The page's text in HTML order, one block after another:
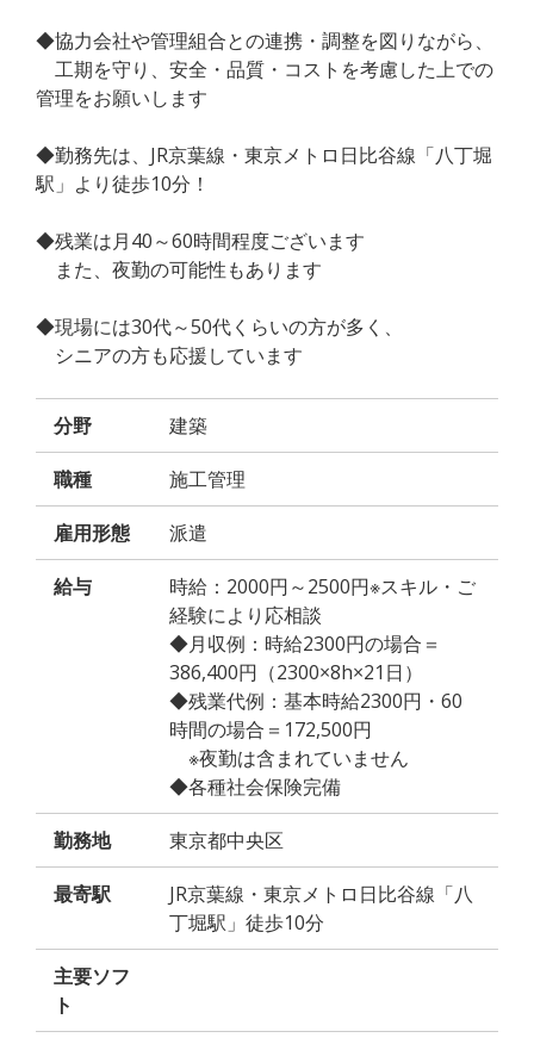
◆協力会社や管理組合との連携・調整を図りながら、
工期を守り、安全・品質・コストを考慮した上での
管理をお願いします
◆勤務先は、JR京葉線・東京メトロ日比谷線「八丁堀
駅」より徒歩10分！
◆残業は月40～60時間程度ございます
また、夜勤の可能性もあります
◆現場には30代～50代くらいの方が多く、
シニアの方も応援しています
分野 建築
職種 施工管理
雇用形態 派遣
給与
時給：2000円～2500円※スキル・ご
経験により応相談
◆月収例：時給2300円の場合＝
386,400円（2300×8h×21日）
◆残業代例：基本時給2300円・60
時間の場合＝172,500円
※夜勤は含まれていません
◆各種社会保険完備
勤務地 東京都中央区
最寄駅
JR京葉線・東京メトロ日比谷線「八
丁堀駅」徒歩10分
主要ソフ
ト